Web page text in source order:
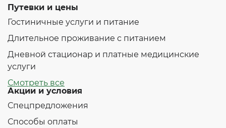
Путевки и цены
Гостиничные услуги и питание
Длительное проживание с питанием
Дневной стационар и платные медицинские
услуги
Смотреть все
Акции и условия
Спецпредложения
Способы оплаты